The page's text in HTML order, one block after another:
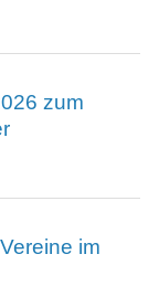
zum
im